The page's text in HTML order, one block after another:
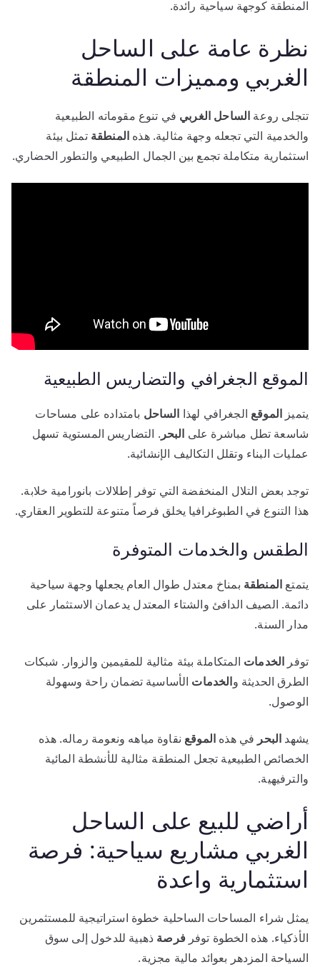
المنطقة كوجهة سياحية رائدة.
نظرة عامة على الساحل
الغربي ومميزات المنطقة
تتجلى روعة الساحل الغربي في تنوع مقوماته الطبيعية
والخدمية التي تجعله وجهة مثالية. هذه المنطقة تمثل بيئة
استثمارية متكاملة تجمع بين الجمال الطبيعي والتطور الحضاري.
الموقع الجغرافي والتضاريس الطبيعية
يتميز الموقع الجغرافي لهذا الساحل بامتداده على مساحات
شاسعة تطل مباشرة على البحر . التضاريس المستوية تسهل
عمليات البناء وتقلل التكاليف الإنشائية.
توجد بعض التلال المنخفضة التي توفر إطلالات بانورامية خلابة.
هذا التنوع في الطبوغرافيا يخلق فرصاً متنوعة للتطوير العقاري.
الطقس والخدمات المتوفرة
يتمتع المنطقة بمناخ معتدل طوال العام يجعلها وجهة سياحية
دائمة. الصيف الدافئ والشتاء المعتدل يدعمان الاستثمار على
مدار السنة.
توفر الخدمات المتكاملة بيئة مثالية للمقيمين والزوار. شبكات
الطرق الحديثة والخدمات الأساسية تضمان راحة وسهولة
الوصول.
يشهد البحر في هذه الموقع نقاوة مياهه ونعومة رماله. هذه
الخصائص الطبيعية تجعل المنطقة مثالية للأنشطة المائية
والترفيهية.
أراضي للبيع على الساحل
الغربي مشاريع سياحية: فرصة
استثمارية واعدة
يمثل شراء المساحات الساحلية خطوة استراتيجية للمستثمرين
الأذكياء. هذه الخطوة توفرفرصة ذهبية للدخول إلى سوق
السياحة المزدهر بعوائد مالية مجزية.